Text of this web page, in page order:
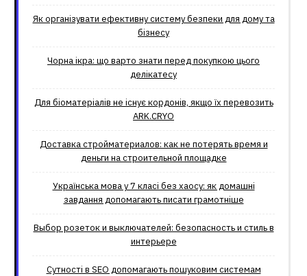
Як організувати ефективну систему безпеки для дому та
бізнесу
Чорна ікра: що варто знати перед покупкою цього
делікатесу
Для біоматеріалів не існує кордонів, якщо їх перевозить
ARK.CRYO
Доставка стройматериалов: как не потерять время и
деньги на строительной площадке
Українська мова у 7 класі без хаосу: як домашні
завдання допомагають писати грамотніше
Выбор розеток и выключателей: безопасность и стиль в
интерьере
Сутності в SEO допомагають пошуковим системам